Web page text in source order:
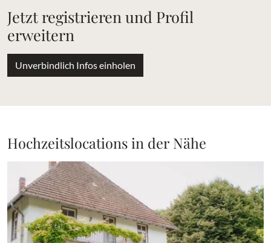
Jetzt registrieren und Profil
erweitern
Unverbindlich Infos einholen
Hochzeitslocations in der Nähe